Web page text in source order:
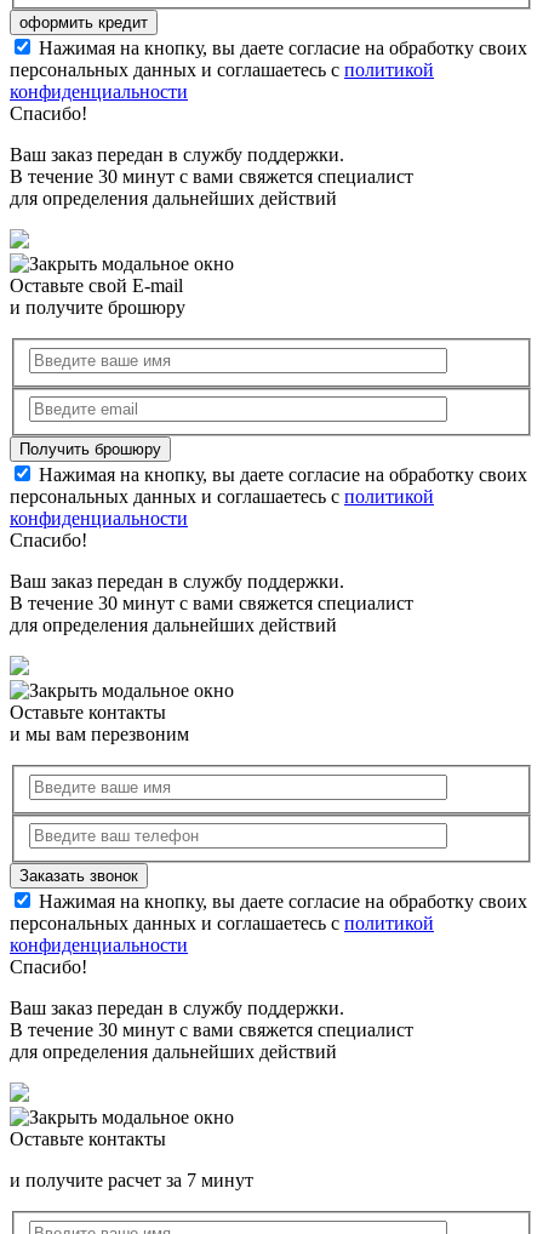
Нажимая на кнопку, вы даете согласие на обработку своих
персональных данных и соглашаетесь с политикой
конфиденциальности
Спасибо!
Ваш заказ передан в службу поддержки.
В течение 30 минут с вами свяжется специалист
для определения дальнейших действий
Оставьте свой E-mail
и получите брошюру
Нажимая на кнопку, вы даете согласие на обработку своих
персональных данных и соглашаетесь с политикой
конфиденциальности
Спасибо!
Ваш заказ передан в службу поддержки.
В течение 30 минут с вами свяжется специалист
для определения дальнейших действий
Оставьте контакты
и мы вам перезвоним
Нажимая на кнопку, вы даете согласие на обработку своих
персональных данных и соглашаетесь с политикой
конфиденциальности
Спасибо!
Ваш заказ передан в службу поддержки.
В течение 30 минут с вами свяжется специалист
для определения дальнейших действий
Оставьте контакты
и получите расчет за 7 минут